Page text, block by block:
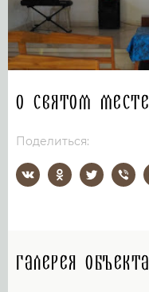
О святом месте
Поделиться:
Галерея объекта